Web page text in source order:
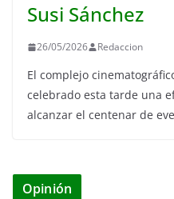
Susi Sánchez
26/05/2026 Redaccion
El complejo
celebrado esta tarde una
alcanzar el centenar de
Opinión